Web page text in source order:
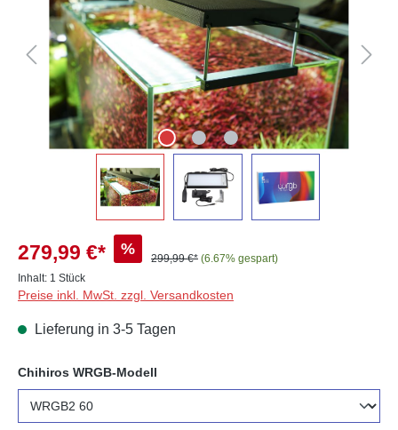
279,99 €* %
299,99 €* (6.67% gespart)
Inhalt: 1 Stück
Preise inkl. MwSt. zzgl. Versandkosten
Lieferung in 3-5 Tagen
Chihiros WRGB-Modell